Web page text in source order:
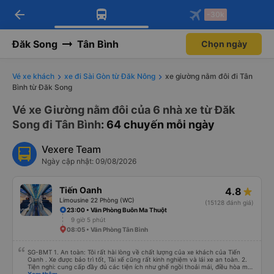
Tải app Vexere ngay!
Nhận ưu đãi thành viên độc
Mở app
Tải app Vexere
-30k/ghế khi đặt vé máy bay qua
Mở app
arrow_back -30k
Đăk Song Tân Bình Chọn ngày
Vé xe khách xe đi Sài Gòn từ Đăk Nông
xe giường nằm đôi đi Tân
Bình từ Đăk Song
Vé xe Giường nằm đôi của 6 nhà xe từ Đăk
Song đi Tân Bình: 64 chuyến mỗi ngày
Vexere Team
Ngày cập nhật: 09/08/2026
Tiến Oanh
Limousine 22 Phòng (WC)
4.8
(15128 đánh giá)
23:00 • Văn Phòng Buôn Ma Thuột
9 giờ 5 phút
08:05 • Văn Phòng Tân Bình
SG-BMT 1. An toàn: Tôi rất hài lòng về chất lượng của xe khách của Tiến
Oanh . Xe được bảo trì tốt, Tài xế cũng rất kinh nghiệm và lái xe an toàn. 2.
Tiện nghi: cung cấp đầy đủ các tiện ích như ghế ngồi thoải mái, điều hòa mát